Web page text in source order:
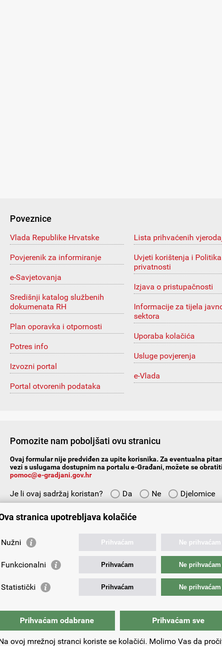
Poveznice
Vlada Republike Hrvatske
Povjerenik za informiranje
e-Savjetovanja
Središnji katalog službenih
dokumenata RH
Plan oporavka i otpornosti
Potres info
Izvozni portal
Portal otvorenih podataka
Lista prihvaćenih
Uvjeti korištenja i Politika
privatnosti
Izjava o pristupačnosti
Informacije za tijela
sektora
Uporaba kolačića
Usluge povjerenja
e-Vlada
Pomozite nam poboljšati ovu stranicu
Ovaj formular nije predviđen za upite korisnika. Za eventualna
vezi s uslugama dostupnim na portalu e-Građani, možete se
pomoc@e-gradjani.gov.hr
Je li ovaj sadržaj koristan? Da Ne
Djelomice
Vaš prijedlog ili komentar:
Vaša e-adresa:
stranica upotrebljava kolačiće
Nužni Prihvaćam Ne prihvaćam
Funkcionalni Prihvaćam Ne prihvaćam
Statistički Prihvaćam Ne prihvaćam
Prihvaćam odabrane Prihvaćam sve
ovoj mrežnoj stranci koriste se kolačići. Molimo Vas da